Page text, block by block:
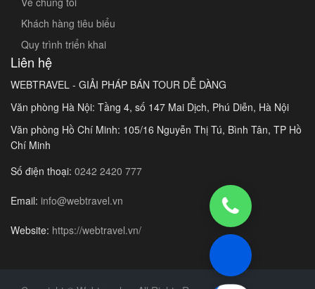
Khách hàng tiêu biểu
Quy trình triển khai
Liên hệ
WEBTRAVEL - GIẢI PHÁP BÁN TOUR DỄ DÀNG
Văn phòng Hà Nội: Tầng 4, số 147 Mai Dịch, Phú Diễn, Hà Nội
Văn phòng Hồ Chí Minh: 105/16 Nguyễn Thị Tú, Bình Tân, TP Hồ
Chí Minh
Số điện thoại: 0242 2420 777
Email: info@webtravel.vn
Website: https://webtravel.vn/